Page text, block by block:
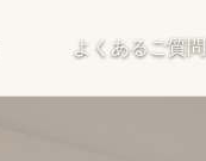
よくあるご質問